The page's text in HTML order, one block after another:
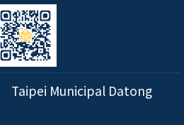
Taipei Municipal Datong